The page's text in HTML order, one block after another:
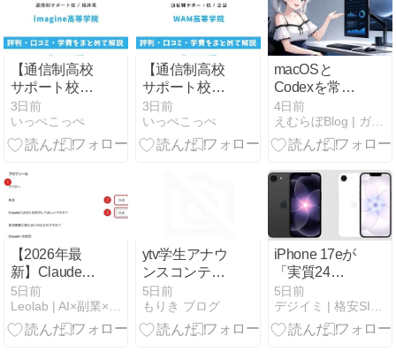
実に収益化
マップを導入
【通信制高校
サポート校】
imagine高等学
院の評判は？
学費・福井の
解説
3日前
いっぺこっぺ
【通信制高校
サポート校】
WAM高等学院
の評判は？学
費・メタバー
3日前
いっぺこっぺ
macOSと
Codexを常時
見守るMini
System
Monitor
4日前
えむらぼBlog | ガジェット諸々を探求するBlogです
【2026年最
新】Claudeの
名前を変更す
る方法｜呼ば
れ方だけ30秒
5日前
ytv学生アナウ
ンスコンテス
ト出身アナウ
ンサー一覧｜
歴代ファイナ
5日前
もりき ブログ
iPhone 17eが
「実質24
円！」今が一
番コスパい
い！
5日前